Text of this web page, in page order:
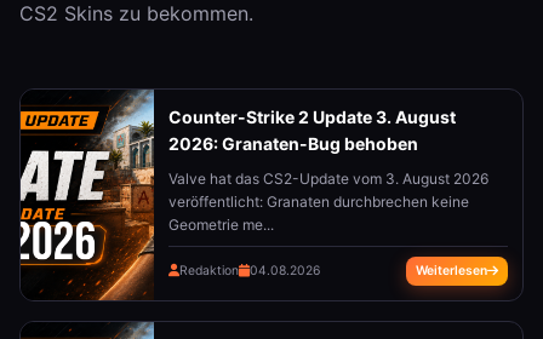
CS2 Skins zu bekommen.
Counter-Strike 2 Update 3. August
2026: Granaten-Bug behoben
Valve hat das CS2-Update vom 3. August 2026
veröffentlicht: Granaten durchbrechen keine
Geometrie me...
Redaktion 04.08.2026 Weiterlesen